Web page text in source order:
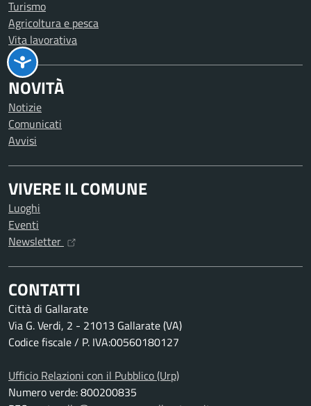
Turismo
Agricoltura e pesca
Vita lavorativa
NOVITÀ
Notizie
Comunicati
Avvisi
VIVERE IL COMUNE
Luoghi
Eventi
Newsletter
CONTATTI
Città di Gallarate
Via G. Verdi, 2 - 21013 Gallarate (VA)
Codice fiscale / P. IVA:00560180127
Ufficio Relazioni con il Pubblico (Urp)
Numero verde: 800200835